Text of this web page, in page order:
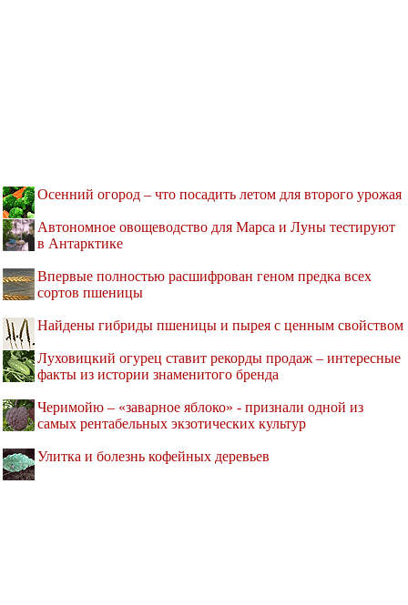
Осенний огород – что посадить летом для второго урожая
Автономное овощеводство для Марса и Луны тестируют
в Антарктике
Впервые полностью расшифрован геном предка всех
сортов пшеницы
Найдены гибриды пшеницы и пырея с ценным свойством
Луховицкий огурец ставит рекорды продаж – интересные
факты из истории знаменитого бренда
Черимойю – «заварное яблоко» - признали одной из
самых рентабельных экзотических культур
Улитка и болезнь кофейных деревьев